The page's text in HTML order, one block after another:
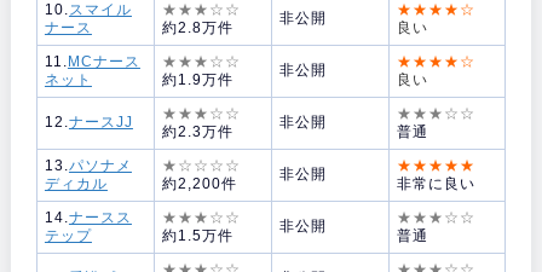
10.スマイル
ナース
★★★☆☆
約2.8万件
非公開
★★★★☆
良い
11. MCナース
ネット
★★★☆☆
約1.9万件
非公開
★★★★☆
良い
12.ナースJJ
★★★☆☆
約2.3万件
非公開
★★★☆☆
普通
13.パソナメ
ディカル
★☆☆☆☆
約2,200件
非公開
★★★★★
非常に良い
14.ナースス
テップ
★★★☆☆
約1.5万件
非公開
★★★☆☆
普通